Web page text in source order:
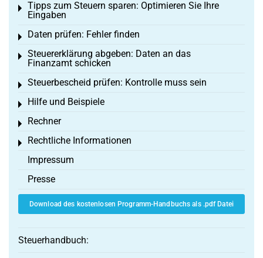
Tipps zum Steuern sparen: Optimieren Sie Ihre
Eingaben
Toggle menu
Daten prüfen: Fehler finden
Toggle menu
Steuererklärung abgeben: Daten an das
Finanzamt schicken
Toggle menu
Steuerbescheid prüfen: Kontrolle muss sein
Toggle menu
Hilfe und Beispiele
Toggle menu
Rechner
Toggle menu
Rechtliche Informationen
Toggle menu
Impressum
Presse
Download des kostenlosen Programm-Handbuchs als .pdf Datei
Steuerhandbuch: